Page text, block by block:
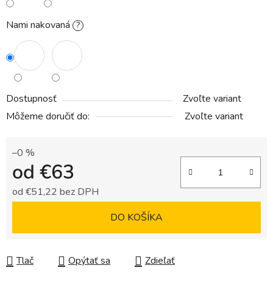
Nami nakovaná ?
Dostupnosť
Zvoľte variant
Môžeme doručiť do:
Zvoľte variant
–0 %
od €63
od €51,22 bez DPH
DO KOŠÍKA
Tlač Opýtať sa Zdieľať